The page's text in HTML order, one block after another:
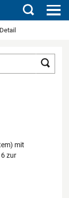
Suchen
Detail
mit
zur